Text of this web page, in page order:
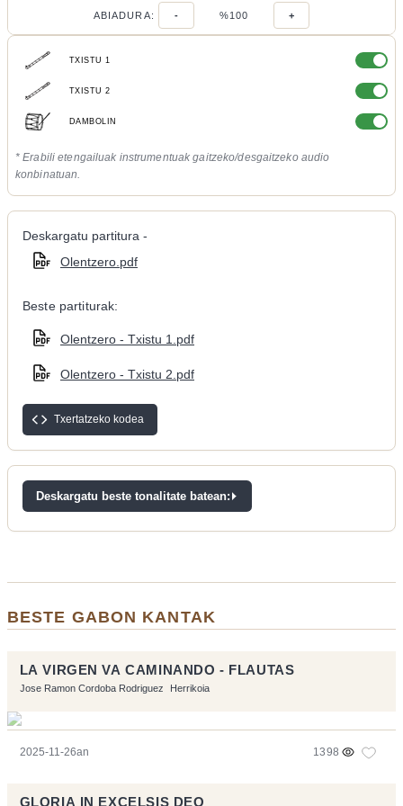
ABIADURA: - %100 +
TXISTU 1
TXISTU 2
DAMBOLIN
* Erabili etengailuak instrumentuak gaitzeko/desgaitzeko audio
konbinatuan.
Deskargatu partitura -
Olentzero.pdf
Beste partiturak:
Olentzero - Txistu 1.pdf
Olentzero - Txistu 2.pdf
Txertatzeko kodea
Deskargatu beste tonalitate batean:
BESTE GABON KANTAK
LA VIRGEN VA CAMINANDO - FLAUTAS
Jose Ramon Cordoba Rodriguez Herrikoia
2025-11-26an 1398
GLORIA IN EXCELSIS DEO